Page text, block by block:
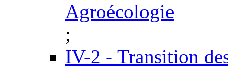
Agroécologie
;
IV-2 - Transition